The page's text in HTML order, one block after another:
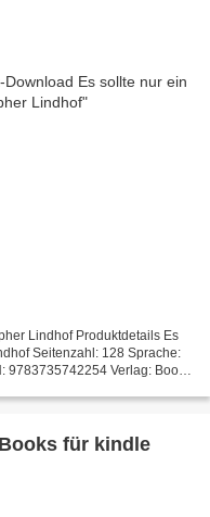
Lindhof Produktdetails Es
Seitenzahl: 128 Sprache:
9783735742254 Verlag: Books
für kindle